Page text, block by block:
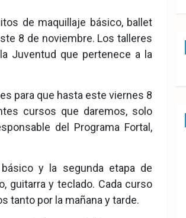
de maquillaje básico, ballet
8 de noviembre. Los talleres
Juventud que pertenece a la
para que hasta este viernes 8
cursos que daremos, solo
del Programa Fortal,
y la segunda etapa de
guitarra y teclado. Cada curso
tanto por la mañana y tarde.